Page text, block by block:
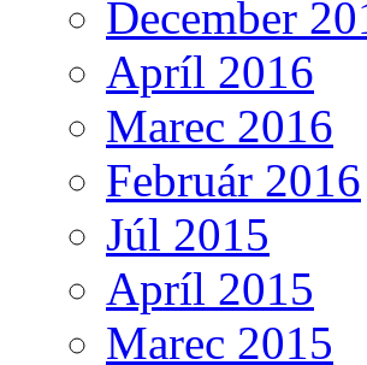
December
Apríl 2016
Marec 2016
Február 2016
Júl 2015
Apríl 2015
Marec 2015